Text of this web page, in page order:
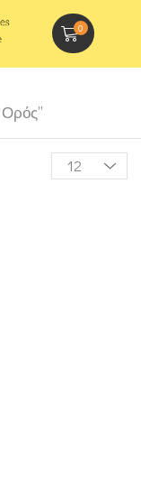
0
Ορός”